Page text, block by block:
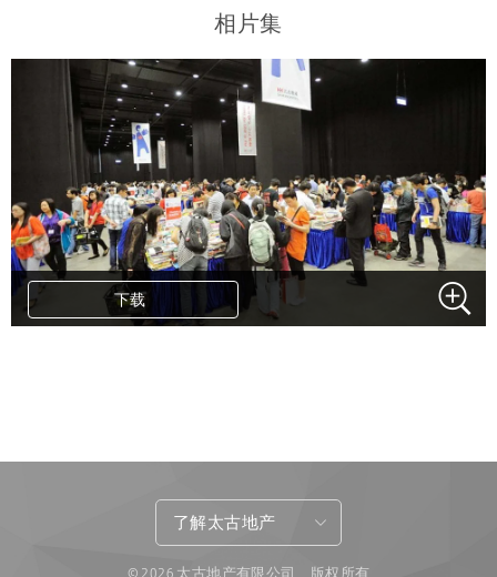
相片集
下载
了解太古地产
© 2026 太古地产有限公司 版权所有